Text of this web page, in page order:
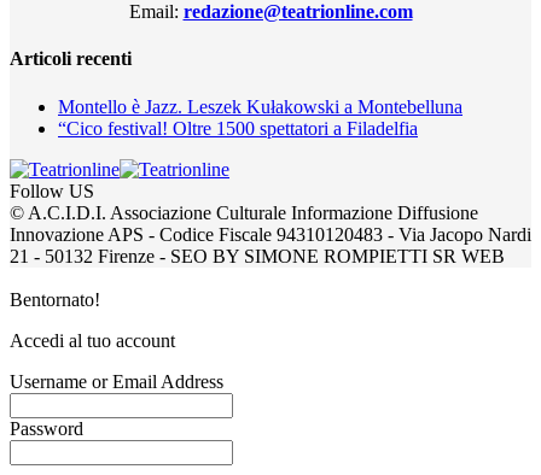
Email: redazione@teatrionline.com
Articoli recenti
Montello è Jazz. Leszek Kułakowski a Montebelluna
“Cico festival! Oltre 1500 spettatori a Filadelfia
Follow US
© A.C.I.D.I. Associazione Culturale Informazione Diffusione
Innovazione APS - Codice Fiscale 94310120483 - Via Jacopo Nardi
21 - 50132 Firenze - SEO BY SIMONE ROMPIETTI SR WEB
Bentornato!
Accedi al tuo account
Username or Email Address
Password